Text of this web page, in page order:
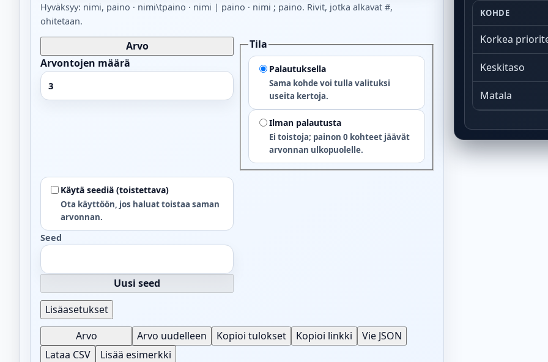
Hyväksyy: nimi, paino · nimi\tpaino · nimi | paino · nimi ; paino. Rivit, jotka alkavat #,
ohitetaan.
Arvo
Arvontojen määrä
Tila
Palautuksella
Sama kohde voi tulla valituksi
useita kertoja.
Ilman palautusta
Ei toistoja; painon 0 kohteet jäävät
arvonnan ulkopuolelle.
Käytä seediä (toistettava)
Ota käyttöön, jos haluat toistaa saman
arvonnan.
Seed
Uusi seed
Lisäasetukset
Arvo
Arvo uudelleen Kopioi tulokset Kopioi linkki
Vie JSON
Lataa CSV
Lisää esimerkki
KOHDE
Korkea
Keskitaso
Matala